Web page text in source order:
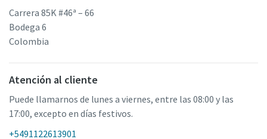
Carrera 85K #46ª – 66
Bodega 6
Colombia
Atención al cliente
Puede llamarnos de lunes a viernes, entre las 08:00 y las
17:00, excepto en días festivos.
+5491122613901